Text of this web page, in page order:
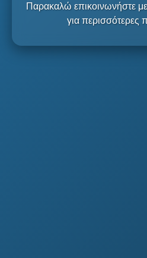
Παρακαλώ επικοινωνήστε
για περισσότερες